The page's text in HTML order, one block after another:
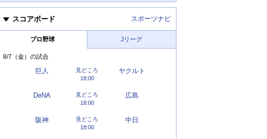
スコアボード スポーツナビ
プロ野球 Jリーグ
8/7（金） の試合
巨人 ヤクルト
18:00
見どころ
DeNA 広島
18:00
見どころ
阪神 中日
18:00
見どころ